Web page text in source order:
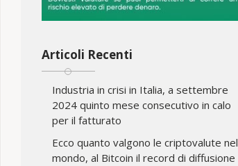
Articoli Recenti
Industria in crisi in Italia, a settembre
2024 quinto mese consecutivo in calo
per il fatturato
Ecco quanto valgono le criptovalute nel
mondo, al Bitcoin il record di diffusione